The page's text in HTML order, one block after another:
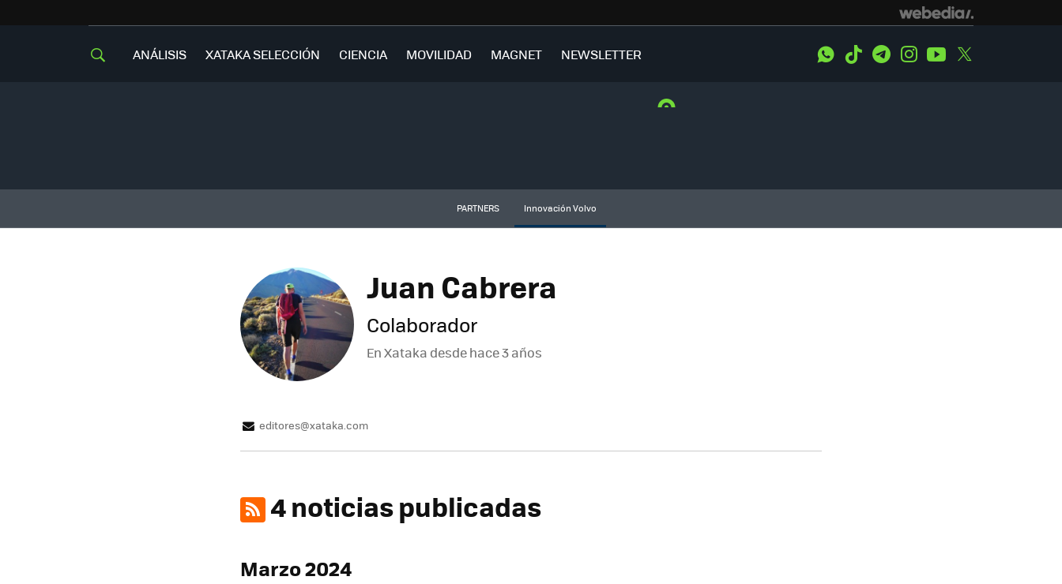
ANÁLISIS XATAKA SELECCIÓN CIENCIA MOVILIDAD MAGNET NEWSLETTER WhatsApp
Tiktok TelegramInstagramYoutube
PARTNERS Innovación Volvo
Juan Cabrera
Colaborador
En Xataka desdehace 3 años
editores@xataka.com
4 noticias publicadas
Marzo 2024